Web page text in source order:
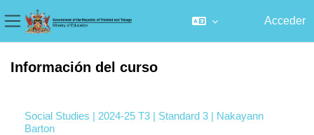
Panel lateral
Acceder
Información del curso
Social Studies | 2024-25 T3 | Standard 3 | Nakayann
Barton